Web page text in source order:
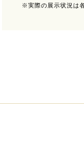
※実際の展示状況は